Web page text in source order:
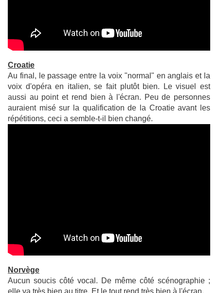
Croatie
Au final, le passage entre la voix "normal" en anglais et la
voix d'opéra en italien, se fait plutôt bien. Le visuel est
aussi au point et rend bien à l'écran. Peu de personnes
auraient misé sur la qualification de la Croatie avant les
répétitions, ceci a semble-t-il bien changé.
Norvège
Aucun soucis côté vocal. De même côté scénographie ;